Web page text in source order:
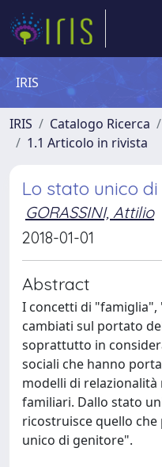
IRIS
IRIS Catalogo Ricerca
1.1 Articolo in rivista
Lo stato unico
GORASSINI, Attilio
2018-01-01
Abstract
I concetti di
cambiati sul portato
soprattutto in
sociali che hanno
modelli di
familiari. Dallo stato
ricostruisce quello
unico di genitore".